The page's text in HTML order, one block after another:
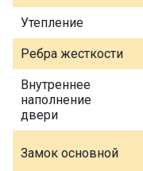
Утепление
Ребра жесткости
Внутреннее
наполнение
двери
Замок основной